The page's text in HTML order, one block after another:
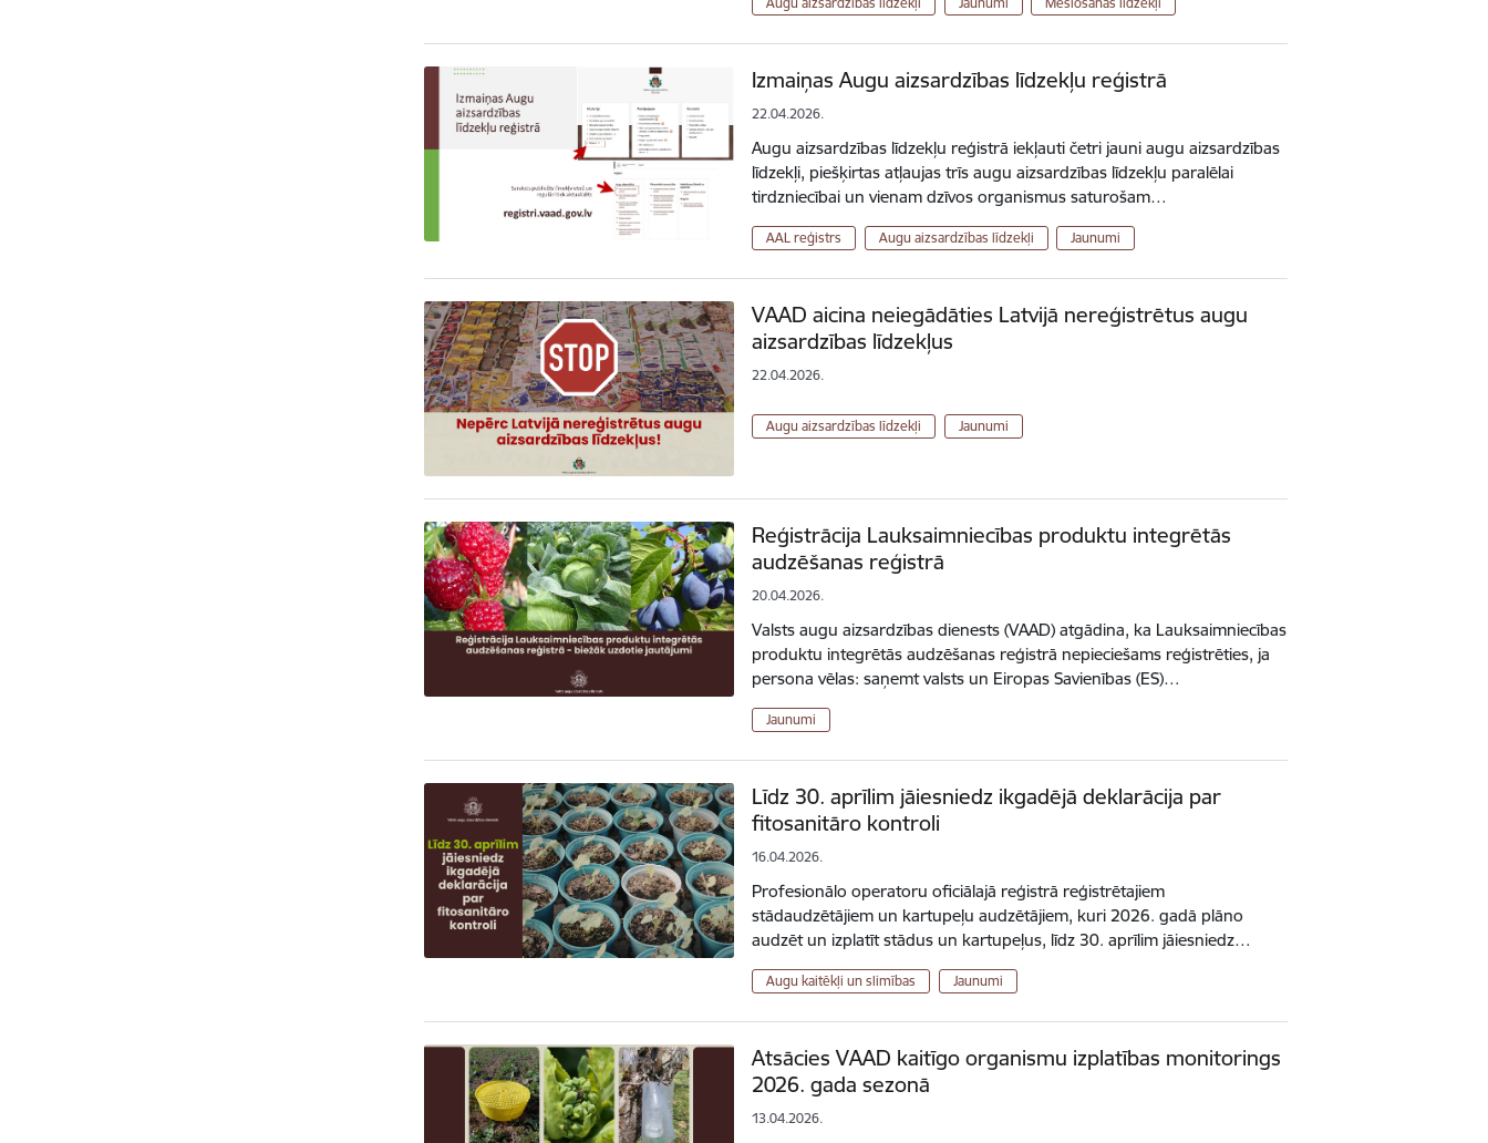
Izmaiņas Augu aizsardzības līdzekļu reģistrā
22.04.2026.
Augu aizsardzības līdzekļu reģistrā iekļauti četri jauni augu aizsardzības
līdzekļi, piešķirtas atļaujas trīs augu aizsardzības līdzekļu paralēlai
tirdzniecībai un vienam dzīvos organismus saturošam…
AAL reģistrs Augu aizsardzības līdzekļi Jaunumi
VAAD aicina neiegādāties Latvijā nereģistrētus augu
aizsardzības līdzekļus
22.04.2026.
Augu aizsardzības līdzekļi Jaunumi
Reģistrācija Lauksaimniecības produktu integrētās
audzēšanas reģistrā
20.04.2026.
Valsts augu aizsardzības dienests (VAAD) atgādina, ka Lauksaimniecības
produktu integrētās audzēšanas reģistrā nepieciešams reģistrēties, ja
persona vēlas: saņemt valsts un Eiropas Savienības (ES)…
Jaunumi
Līdz 30. aprīlim jāiesniedz ikgadējā deklarācija par
fitosanitāro kontroli
16.04.2026.
Profesionālo operatoru oficiālajā reģistrā reģistrētajiem
stādaudzētājiem un kartupeļu audzētājiem, kuri 2026. gadā plāno
audzēt un izplatīt stādus un kartupeļus, līdz 30. aprīlim jāiesniedz…
Augu kaitēkļi un slimības Jaunumi
Atsācies VAAD kaitīgo organismu izplatības monitorings
2026. gada sezonā
13.04.2026.